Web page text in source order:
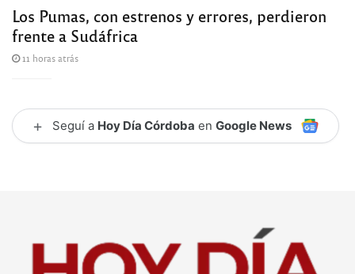
Los Pumas, con estrenos y errores, perdieron
frente a Sudáfrica
11 horas atrás
+ Seguí a Hoy Día Córdoba en Google News